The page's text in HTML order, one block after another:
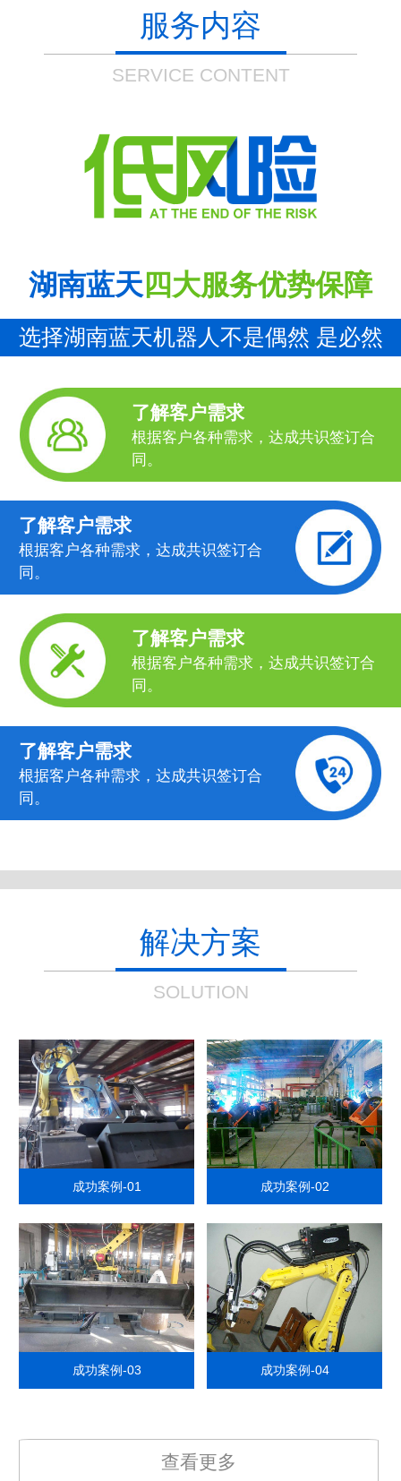
服务内容
SERVICE CONTENT
湖南蓝天 四大服务优势保障
选择湖南蓝天机器人不是偶然 是必然
了解客户需求
根据客户各种需求，达成共识签订合
同。
了解客户需求
根据客户各种需求，达成共识签订合
同。
了解客户需求
根据客户各种需求，达成共识签订合
同。
了解客户需求
根据客户各种需求，达成共识签订合
同。
解决方案
SOLUTION
成功案例-01 成功案例-02
成功案例-03 成功案例-04
查看更多